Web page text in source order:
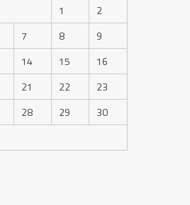
1
2
7 8
9
14 15
16
21 22
23
28 29
30